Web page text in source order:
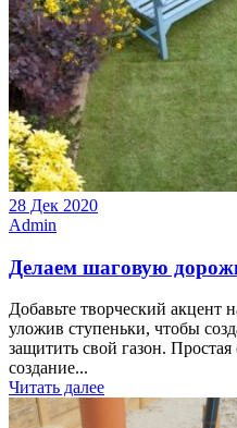
28 Дек 2020
Admin
Делаем шаговую
Добавьте творческий акцент
уложив ступеньки, чтобы
защитить свой газон.
создание...
Читать далее